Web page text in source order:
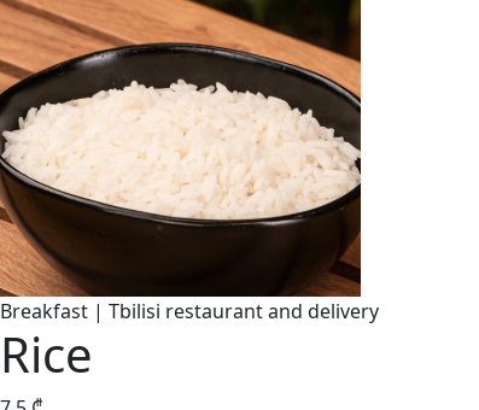
Breakfast | Tbilisi restaurant and delivery
Rice